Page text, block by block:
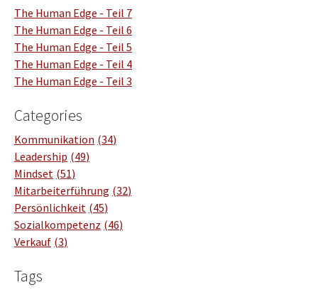
The Human Edge - Teil 7
The Human Edge - Teil 6
The Human Edge - Teil 5
The Human Edge - Teil 4
The Human Edge - Teil 3
Categories
Kommunikation 34
Leadership 49
Mindset 51
Mitarbeiterführung 32
Persönlichkeit 45
Sozialkompetenz 46
Verkauf 3
Tags